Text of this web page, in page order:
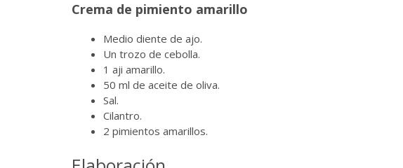
Crema de pimiento amarillo
Medio diente de ajo.
Un trozo de cebolla.
1 aji amarillo.
50 ml de aceite de oliva.
Sal.
Cilantro.
2 pimientos amarillos.